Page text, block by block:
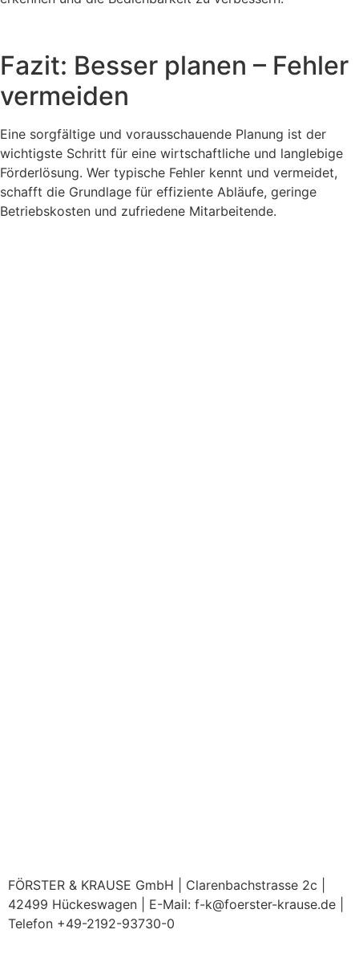
Fazit: Besser planen – Fehler
vermeiden
Eine sorgfältige und vorausschauende Planung ist der
wichtigste Schritt für eine wirtschaftliche und langlebige
Förderlösung. Wer typische Fehler kennt und vermeidet,
schafft die Grundlage für effiziente Abläufe, geringe
Betriebskosten und zufriedene Mitarbeitende.
FÖRSTER & KRAUSE GmbH | Clarenbachstrasse 2c |
42499 Hückeswagen | E-Mail: f-k@foerster-krause.de |
Telefon +49-2192-93730-0